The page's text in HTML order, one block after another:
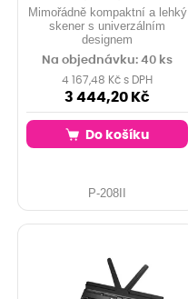
Mimořádně kompaktní a lehký
skener s univerzálním
designem
Na objednávku: 40 ks
4 167,48 Kč s DPH
3 444,20 Kč
Do košíku
P-208II